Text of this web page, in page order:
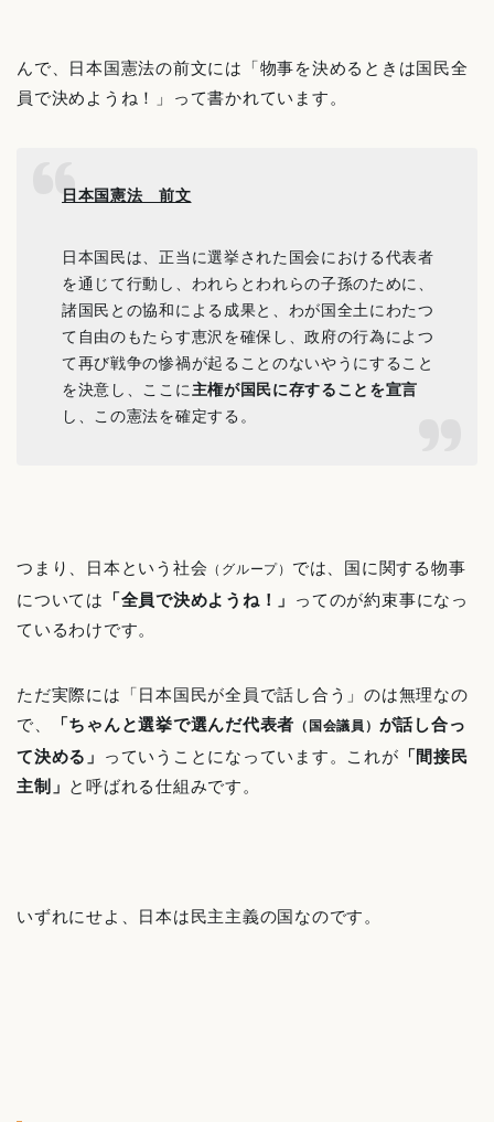
んで、日本国憲法の前文には「物事を決めるときは国民全
員で決めようね！」って書かれています。
日本国憲法 前文
日本国民は、正当に選挙された国会における代表者
を通じて行動し、われらとわれらの子孫のために、
諸国民との協和による成果と、わが国全土にわたつ
て自由のもたらす恵沢を確保し、政府の行為によつ
て再び戦争の惨禍が起ることのないやうにすること
を決意し、ここに主権が国民に存することを宣言
し、この憲法を確定する。
つまり、日本という社会 （グループ） では、国に関する物事
については
「全員で決めようね！」
ってのが約束事になっ
ているわけです。
ただ実際には「日本国民が全員で話し合う」のは無理なの
で、
「ちゃんと選挙で選んだ代表者 （国会議員） が話し合っ
て決める」
っていうことになっています。これが 「間接民
主制」 と呼ばれる仕組みです。
いずれにせよ、日本は民主主義の国なのです。